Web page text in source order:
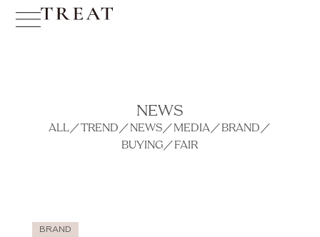
NEWS
ALL／TREND ／ NEWS／ MEDIA／ BRAND ／
BUYING／ FAIR
BRAND